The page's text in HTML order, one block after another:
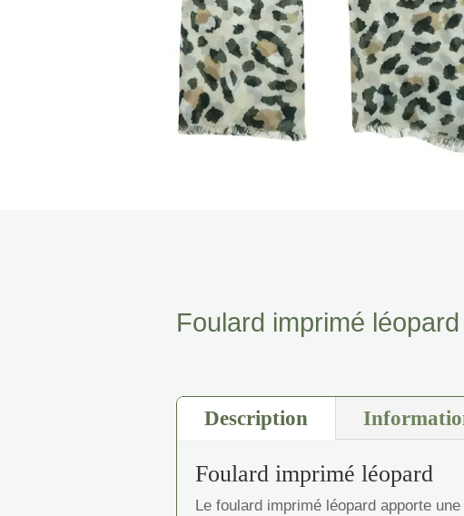
Foulard imprimé léopard
Description
Foulard imprimé léopard
Le foulard imprimé léopard apporte